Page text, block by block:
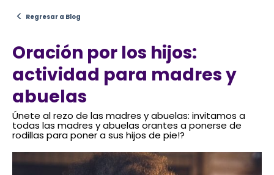
< Regresar a Blog
Oración por los hijos:
actividad para madres y
abuelas
Únete al rezo de las madres y abuelas: invitamos a
todas las madres y abuelas orantes a ponerse de
rodillas para poner a sus hijos de pie!?